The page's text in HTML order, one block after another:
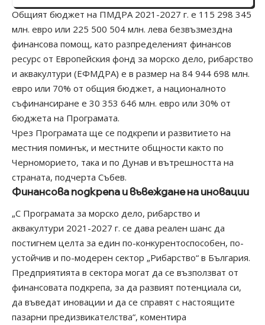
Общият бюджет на ПМДРА 2021-2027 г. е 115 298 345
млн. евро или 225 500 504 млн. лева безвъзмездна
финансова помощ, като разпределеният финансов
ресурс от Европейския фонд за морско дело, рибарство
и аквакултури (EФМДРА) е в размер на 84 944 698 млн.
евро или 70% от общия бюджет, а националното
съфинансиране е 30 353 646 млн. евро или 30% от
бюджета на Програмата.
Чрез Програмата ще се подкрепи и развитието на
местния поминък, и местните общности както по
Черноморието, така и по Дунав и вътрешността на
страната, подчерта Събев.
Финансова подкрепа и въвеждане на иновации
„С Програмата за морско дело, рибарство и
аквакултури 2021-2027 г. се дава реален шанс да
постигнем целта за един по-конкурентоспособен, по-
устойчив и по-модерен сектор „Рибарство“ в България.
Предприятията в сектора могат да се възползват от
финансовата подкрепа, за да развият потенциала си,
да въведат иновации и да се справят с настоящите
пазарни предизвикателства“, коментира